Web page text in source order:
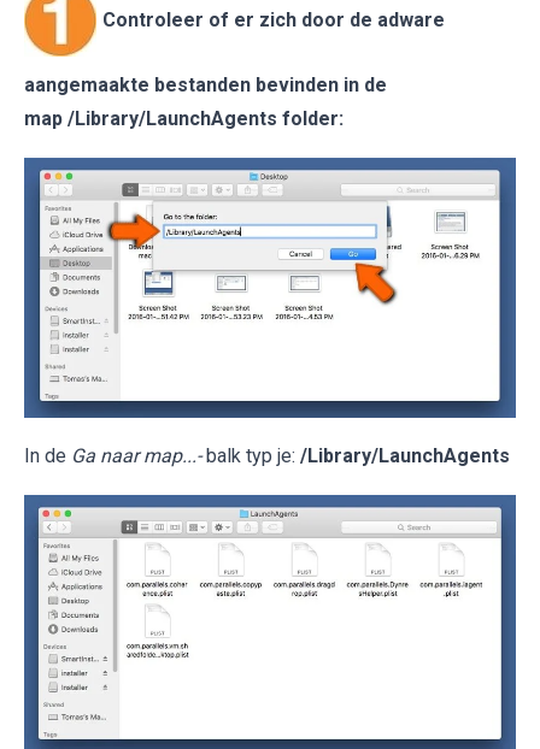
Controleer of er zich door de adware
aangemaakte bestanden bevinden in de
map /Library/LaunchAgents folder:
In de Ga naar map...- balk typ je: /Library/LaunchAgents